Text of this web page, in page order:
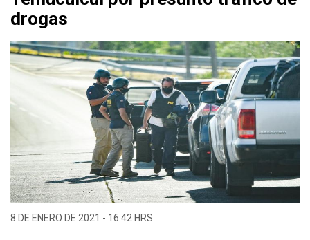
drogas
8 DE ENERO DE 2021 - 16:42 HRS.